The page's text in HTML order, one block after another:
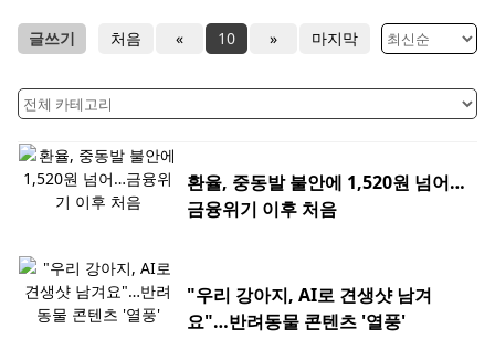
글쓰기 처음 « 10 » 마지막
환율, 중동발 불안에 1,520원 넘어…
금융위기 이후 처음
"우리 강아지, AI로 견생샷 남겨
요"…반려동물 콘텐츠 '열풍'